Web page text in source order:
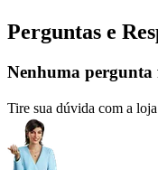
Perguntas e
Nenhuma
Tire sua dúvida com a